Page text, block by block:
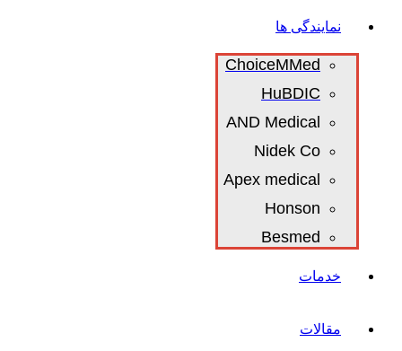
نمایندگی ها
ChoiceMMed
HuBDIC
AND Medical
Nidek Co
Apex medical
Honson
Besmed
خدمات
مقالات